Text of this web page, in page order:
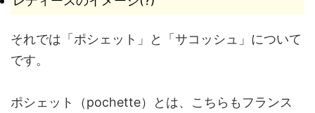
それでは「ポシェット」と「サコッシュ」について
です。
ポシェット（pochette）とは、こちらもフランス